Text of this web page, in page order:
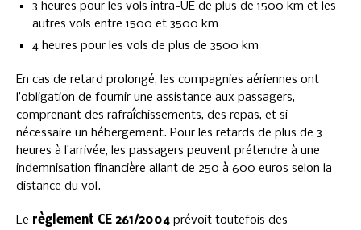
3 heures pour les vols intra-UE de plus de 1500 km et les
autres vols entre 1500 et 3500 km
4 heures pour les vols de plus de 3500 km
En cas de retard prolongé, les compagnies aériennes ont
l’obligation de fournir une assistance aux passagers,
comprenant des rafraîchissements, des repas, et si
nécessaire un hébergement. Pour les retards de plus de 3
heures à l’arrivée, les passagers peuvent prétendre à une
indemnisation financière allant de 250 à 600 euros selon la
distance du vol.
Le règlement CE 261/2004 prévoit toutefois des